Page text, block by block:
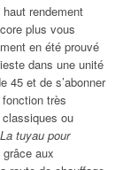
rendement
plus vous
en été prouvé
dans une unité
45 et de s’abonner
fonction très
ou
La tuyau pour
aux